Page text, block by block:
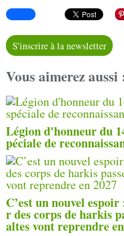
S'inscrire à la newsletter
Vous aimerez aussi
Légion d'honneur du
péciale de
C’est un nouvel
r des corps de harkis
altes vont reprendre